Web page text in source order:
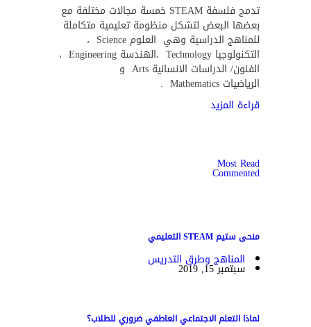
تدمج فلسفة STEAM خمسة مجالات مختلفة مع
بعضها البعض لتشكل منظومة تعليمية متكاملة
للمناهج الدراسية وهي العلوم Science ،
التكنولوجيا Technology ،الهندسة Engineering ،
الفنون/ الدراسات الانسانية Arts و
الرياضيات Mathematics .
قراءة المزيد
Most Read
Commented
منحى ستيم STEAM التعليمي
المناهج وطرق التدريس
سبتمبر 15, 2019
لماذا التعلم الاجتماعي العاطفي ضروري للطلاب؟